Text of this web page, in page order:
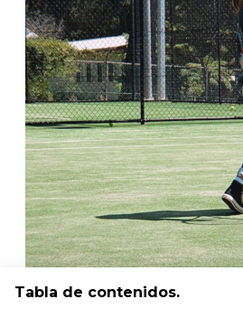
Tabla de contenidos.